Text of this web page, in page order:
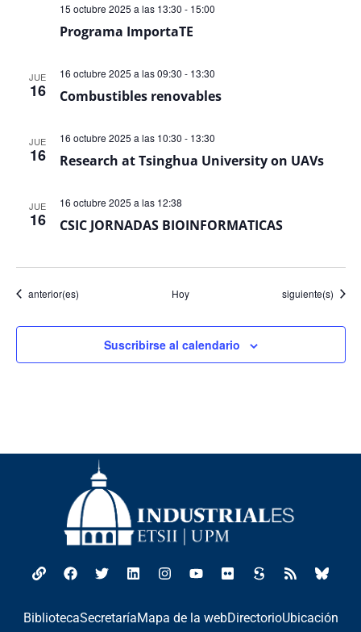
Programa ImportaTE
15 octubre 2025 a las 13:30 - 15:00
JUE
16 Combustibles renovables
16 octubre 2025 a las 09:30 - 13:30
JUE
16 Research at Tsinghua University on UAVs
16 octubre 2025 a las 10:30 - 13:30
JUE
16 CSIC JORNADAS BIOINFORMATICAS
16 octubre 2025 a las 12:38
Eventos
anterior(es) Hoy Eventos
siguiente(s)
Suscribirse al calendario
BibliotecaSecretaríaMapa de la webDirectorioUbicación